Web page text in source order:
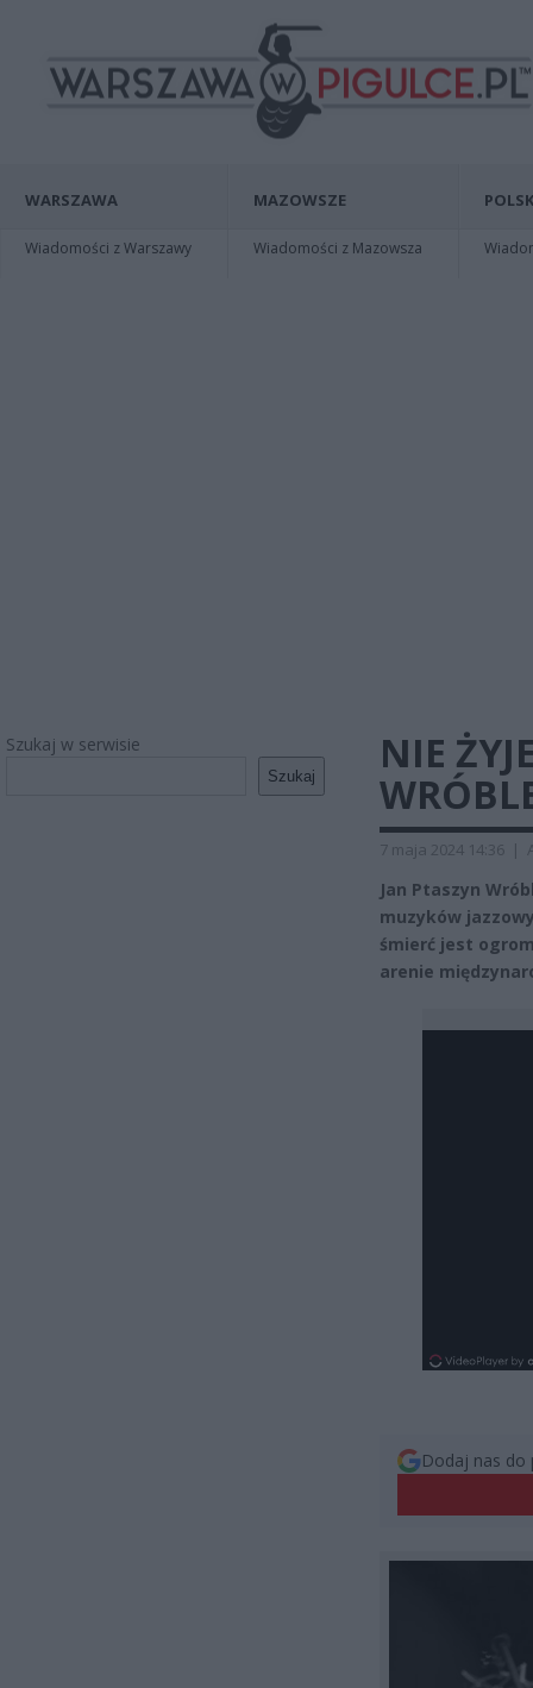
WARSZAWA
Wiadomości z Warszawy
MAZOWSZE
Wiadomości z Mazowsza
Szukaj w serwisie
Szukaj
NIE
7 maja 2024 14:36 |
Jan Ptaszyn
muzyków
śmierć jest
arenie
Dodaj nas do